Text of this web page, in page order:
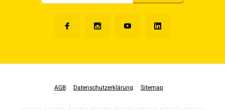
AGB Datenschutzerklärung Sitemap